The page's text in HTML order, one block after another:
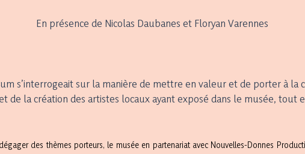
En présence de Nicolas Daubanes et Floryan Varennes
s’interrogeait sur la manière de mettre en valeur et de porter à la
de la création des artistes locaux ayant exposé dans le musée, tout
des thèmes porteurs, le musée en partenariat avec Nouvelles-Donnes